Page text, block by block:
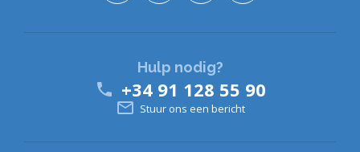
Hulp nodig?
 +34 91 128 55 90
 Stuur ons een bericht